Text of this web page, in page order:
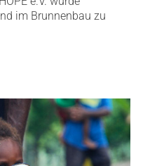
im Brunnenbau zu